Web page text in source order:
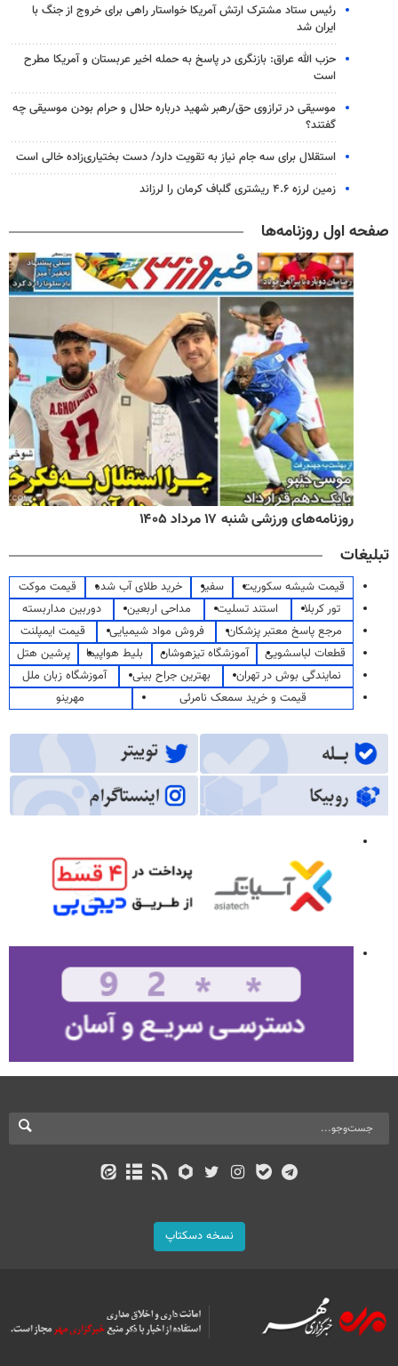
رئیس ستاد مشترک ارتش آمریکا خواستار راهی برای خروج از جنگ با
ایران شد
حزب الله عراق: بازنگری در پاسخ به حمله اخیر عربستان و آمریکا مطرح
است
موسیقی در ترازوی حق/رهبر شهید درباره حلال و حرام بودن موسیقی چه
گفتند؟
استقلال برای سه جام نیاز به تقویت دارد/ دست بختیاری‌زاده خالی است
زمین لرزه ۴.۶ ریشتری گلباف کرمان را لرزاند
صفحه اول روزنامه‌ها
روزنامه‌های ورزشی شنبه ۱۷ مرداد ۱۴۰۵
تبلیغات
قیمت شیشه سکوریت سفیر خرید طلای آب شده
قیمت موکت
تور کربلا
استند تسلیت مداحی اربعین
دوربین مداربسته
مرجع پاسخ معتبر پزشکان
فروش مواد شیمیایی
قیمت ایمپلنت
قطعات لباسشویی
آموزشگاه تیزهوشان بلیط هواپیما
پرشین هتل
نمایندگی بوش در تهران
بهترین جراح بینی
آموزشگاه زبان ملل
قیمت و خرید سمعک نامرئی
مهرینو
نسخه دسکتاپ